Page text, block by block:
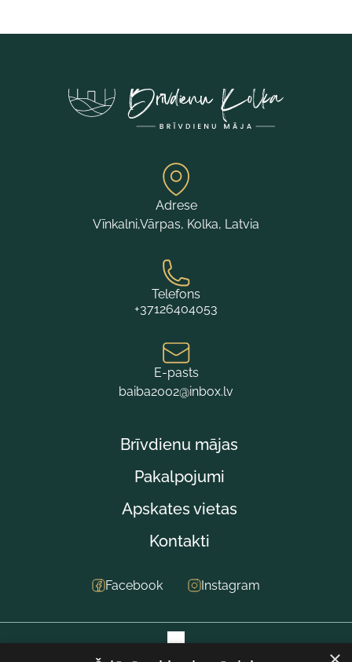
Adrese
Vīnkalni,Vārpas, Kolka, Latvia
Telefons
+37126404053
E-pasts
baiba2002@inbox.lv
Brīvdienu mājas
Pakalpojumi
Apskates vietas
Kontakti
Facebook Instagram